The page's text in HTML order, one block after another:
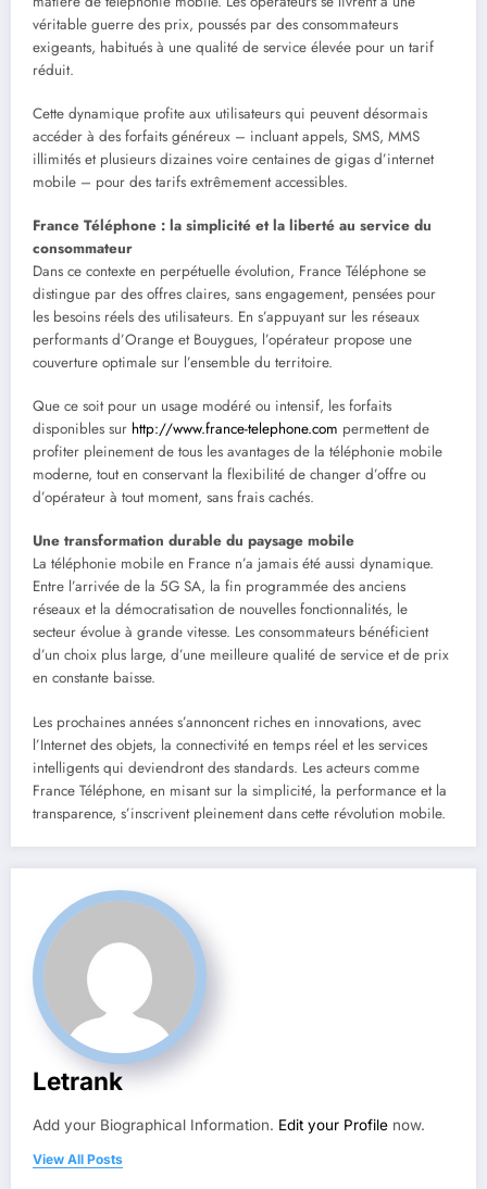
véritable guerre des prix, poussés par des consommateurs
exigeants, habitués à une qualité de service élevée pour un tarif
réduit.
Cette dynamique profite aux utilisateurs qui peuvent désormais
accéder à des forfaits généreux – incluant appels, SMS, MMS
illimités et plusieurs dizaines voire centaines de gigas d’internet
mobile – pour des tarifs extrêmement accessibles.
France Téléphone : la simplicité et la liberté au service du
consommateur
Dans ce contexte en perpétuelle évolution, France Téléphone se
distingue par des offres claires, sans engagement, pensées pour
les besoins réels des utilisateurs. En s’appuyant sur les réseaux
performants d’Orange et Bouygues, l’opérateur propose une
couverture optimale sur l’ensemble du territoire.
Que ce soit pour un usage modéré ou intensif, les forfaits
disponibles sur http://www.france-telephone.com permettent de
profiter pleinement de tous les avantages de la téléphonie mobile
moderne, tout en conservant la flexibilité de changer d’offre ou
d’opérateur à tout moment, sans frais cachés.
Une transformation durable du paysage mobile
La téléphonie mobile en France n’a jamais été aussi dynamique.
Entre l’arrivée de la 5G SA, la fin programmée des anciens
réseaux et la démocratisation de nouvelles fonctionnalités, le
secteur évolue à grande vitesse. Les consommateurs bénéficient
d’un choix plus large, d’une meilleure qualité de service et de prix
en constante baisse.
Les prochaines années s’annoncent riches en innovations, avec
l’Internet des objets, la connectivité en temps réel et les services
intelligents qui deviendront des standards. Les acteurs comme
France Téléphone, en misant sur la simplicité, la performance et la
transparence, s’inscrivent pleinement dans cette révolution mobile.
Letrank
Add your Biographical Information. Edit your Profile now.
View All Posts